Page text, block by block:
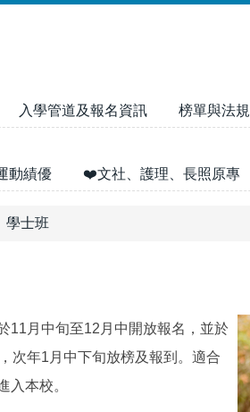
入學管道及報名資訊 榜單與法規
動績優 ❤️文社、護理、長照原專
學士班
11月中旬至12月中開放報名，並於
次年1月中下旬放榜及報到。適合
入本校。